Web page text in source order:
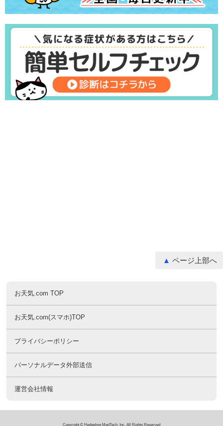
ページ上部へ
お天気.com TOP
お天気.com(スマホ)TOP
プライバシーポリシー
パーソナルデータ外部送信
運営会社情報
Copyright © Hedgehog MedTech, Inc. All Rights Reserved